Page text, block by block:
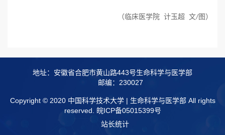
（临床医学院 计玉超 文/图）
地址：安徽省合肥市黄山路443号生命科学与医学部
邮编：230027
Copyright © 2020 中国科学技术大学 | 生命科学与医学部 All rights
reserved. 皖ICP备05015399号
站长统计